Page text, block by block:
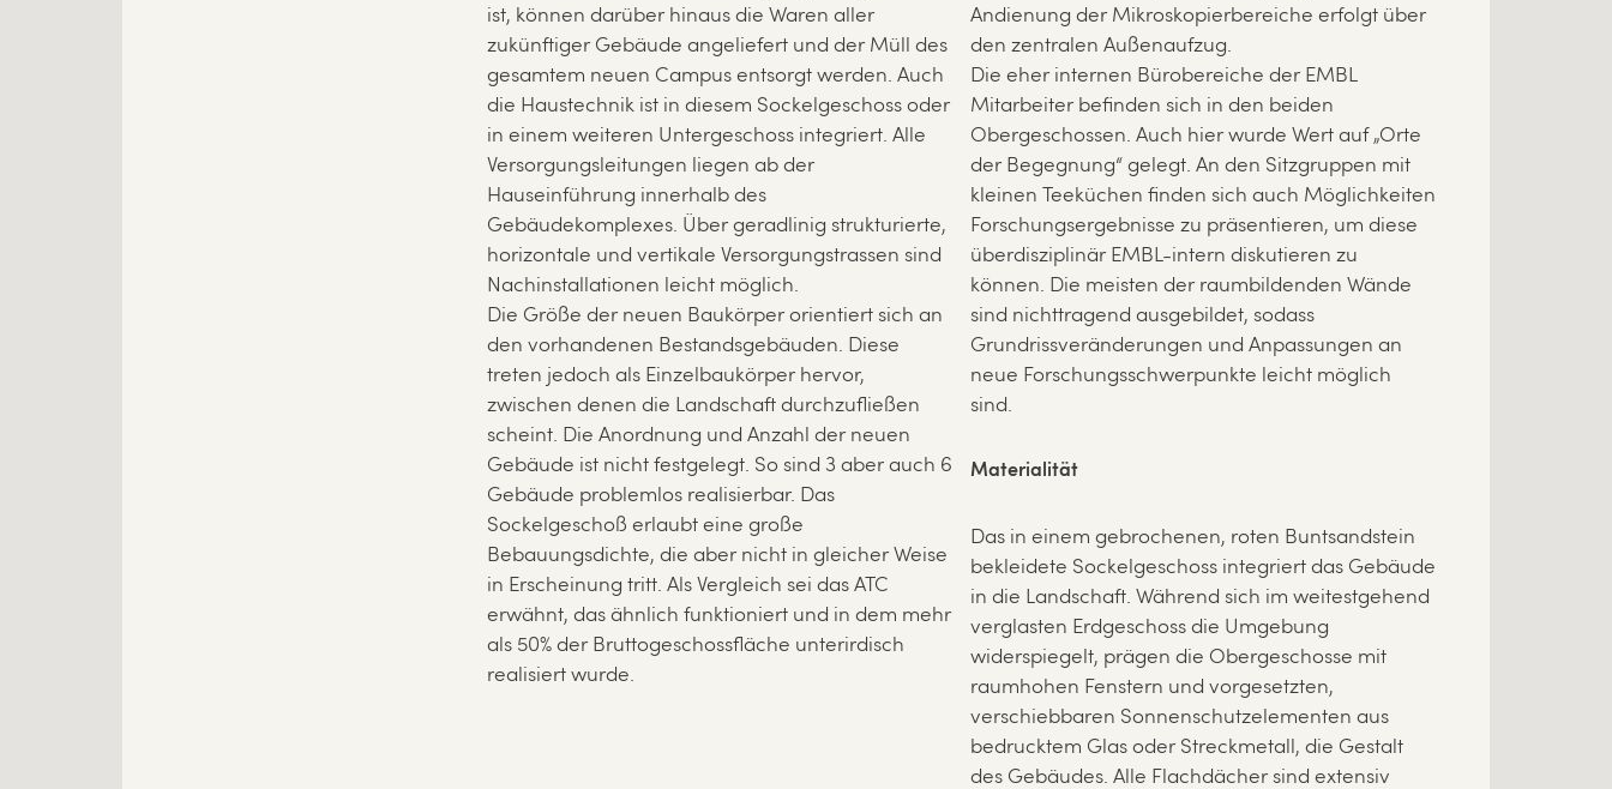
ist, können darüber hinaus die Waren aller
zukünftiger Gebäude angeliefert und der Müll des
gesamtem neuen Campus entsorgt werden. Auch
die Haustechnik ist in diesem Sockelgeschoss oder
in einem weiteren Untergeschoss integriert. Alle
Versorgungsleitungen liegen ab der
Hauseinführung innerhalb des
Gebäudekomplexes. Über geradlinig strukturierte,
horizontale und vertikale Versorgungstrassen sind
Nachinstallationen leicht möglich.
Die Größe der neuen Baukörper orientiert sich an
den vorhandenen Bestandsgebäuden. Diese
treten jedoch als Einzelbaukörper hervor,
zwischen denen die Landschaft durchzufließen
scheint. Die Anordnung und Anzahl der neuen
Gebäude ist nicht festgelegt. So sind 3 aber auch 6
Gebäude problemlos realisierbar. Das
Sockelgeschoß erlaubt eine große
Bebauungsdichte, die aber nicht in gleicher Weise
in Erscheinung tritt. Als Vergleich sei das ATC
erwähnt, das ähnlich funktioniert und in dem mehr
als 50% der Bruttogeschossfläche unterirdisch
realisiert wurde.
Andienung der Mikroskopierbereiche erfolgt über
den zentralen Außenaufzug.
Die eher internen Bürobereiche der EMBL
Mitarbeiter befinden sich in den beiden
Obergeschossen. Auch hier wurde Wert auf „Orte
der Begegnung“ gelegt. An den Sitzgruppen mit
kleinen Teeküchen finden sich auch Möglichkeiten
Forschungsergebnisse zu präsentieren, um diese
überdisziplinär EMBL-intern diskutieren zu
können. Die meisten der raumbildenden Wände
sind nichttragend ausgebildet, sodass
Grundrissveränderungen und Anpassungen an
neue Forschungsschwerpunkte leicht möglich
sind.
Materialität
Das in einem gebrochenen, roten Buntsandstein
bekleidete Sockelgeschoss integriert das Gebäude
in die Landschaft. Während sich im weitestgehend
verglasten Erdgeschoss die Umgebung
widerspiegelt, prägen die Obergeschosse mit
raumhohen Fenstern und vorgesetzten,
verschiebbaren Sonnenschutzelementen aus
bedrucktem Glas oder Streckmetall, die Gestalt
des Gebäudes. Alle Flachdächer sind extensiv